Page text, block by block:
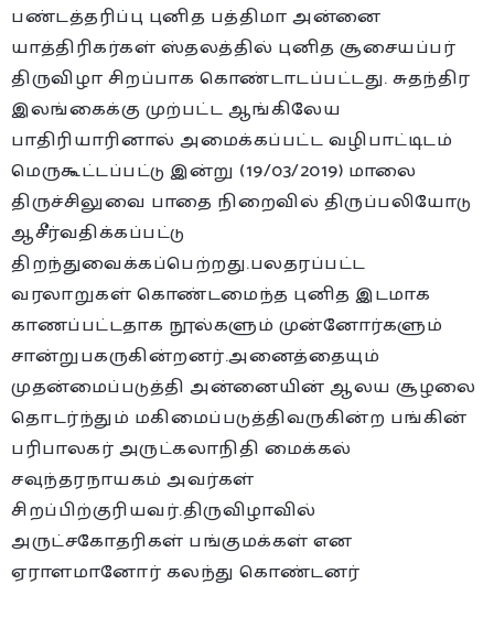
பண்டத்தரிப்பு புனித பத்திமா அன்னை
யாத்திரிகர்கள் ஸ்தலத்தில் புனித சூசையப்பர்
திருவிழா சிறப்பாக கொண்டாடப்பட்டது. சுதந்திர
இலங்கைக்கு முற்பட்ட ஆங்கிலேய
பாதிரியாரினால் அமைக்கப்பட்ட வழிபாட்டிடம்
மெருகூட்டப்பட்டு இன்று (19/03/2019) மாலை
திருச்சிலுவை பாதை நிறைவில் திருப்பலியோடு
ஆசீர்வதிக்கப்பட்டு
திறந்துவைக்கப்பெற்றது.பலதரப்பட்ட
வரலாறுகள் கொண்டமைந்த புனித இடமாக
காணப்பட்டதாக நூல்களும் முன்னோர்களும்
சான்றுபகருகின்றனர்.அனைத்தையும்
முதன்மைப்படுத்தி அன்னையின் ஆலய சூழலை
தொடர்ந்தும் மகிமைப்படுத்திவருகின்ற பங்கின்
பரிபாலகர் அருட்கலாநிதி மைக்கல்
சவுந்தரநாயகம் அவர்கள்
சிறப்பிற்குரியவர்.திருவிழாவில்
அருட்சகோதரிகள் பங்குமக்கள் என
ஏராளமானோர் கலந்து கொண்டனர்